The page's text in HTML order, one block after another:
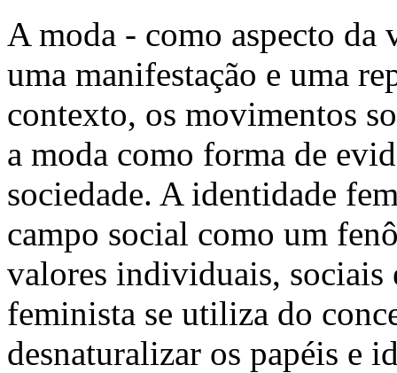
A moda - como aspecto da
uma manifestação e uma
contexto, os movimentos
a moda como forma de
sociedade. A identidade
campo social como um
valores individuais,
feminista se utiliza do
desnaturalizar os papéis e